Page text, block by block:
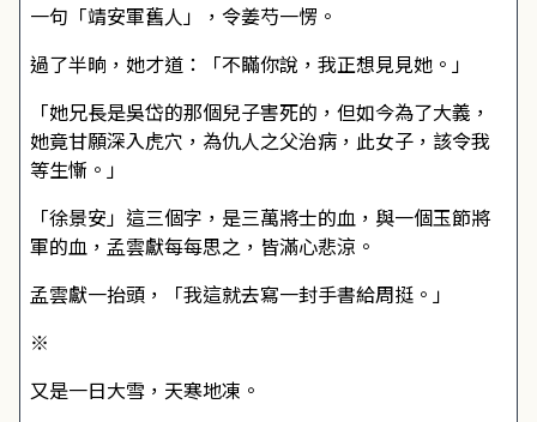
一句「靖安軍舊人」，令姜芍一愣。
過了半晌，她才道：「不瞞你說，我正想見見她。」
「她兄長是吳岱的那個兒子害死的，但如今為了大義，
她竟甘願深入虎穴，為仇人之父治病，此女子，該令我
等生慚。」
「徐景安」這三個字，是三萬將士的血，與一個玉節將
軍的血，孟雲獻每每思之，皆滿心悲涼。
孟雲獻一抬頭，「我這就去寫一封手書給周挺。」
※
又是一日大雪，天寒地凍。